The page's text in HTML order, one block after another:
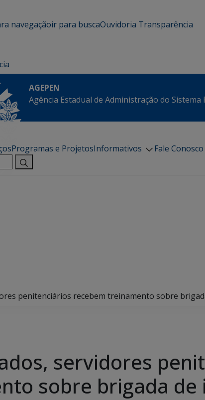
navegaçãoir para buscaOuvidoria Transparência
AGEPEN
Agência Estadual de Administração do Sistema
Programas e ProjetosInformativos
Fale Conosco
penitenciários recebem treinamento sobre
servidores
sobre brigada